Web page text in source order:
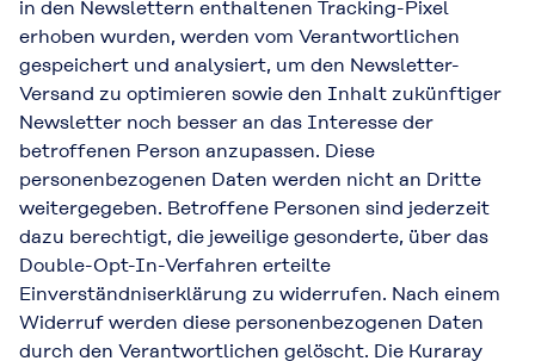
in den Newslettern enthaltenen Tracking-Pixel
erhoben wurden, werden vom Verantwortlichen
gespeichert und analysiert, um den Newsletter-
Versand zu optimieren sowie den Inhalt zukünftiger
Newsletter noch besser an das Interesse der
betroffenen Person anzupassen. Diese
personenbezogenen Daten werden nicht an Dritte
weitergegeben. Betroffene Personen sind jederzeit
dazu berechtigt, die jeweilige gesonderte, über das
Double-Opt-In-Verfahren erteilte
Einverständniserklärung zu widerrufen. Nach einem
Widerruf werden diese personenbezogenen Daten
durch den Verantwortlichen gelöscht. Die Kuraray